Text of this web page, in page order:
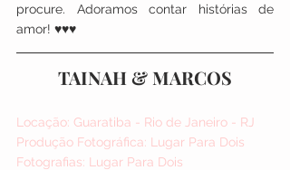
procure. Adoramos contar histórias de
amor! ♥♥♥
TAINAH & MARCOS
Locação: Guaratiba - Rio de Janeiro - RJ
Produção Fotográfica: Lugar Para Dois
Fotografias: Lugar Para Dois